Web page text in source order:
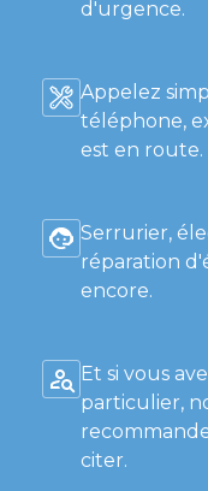
d'urgence.
Appelez
téléphone,
est en route.
Serrurier,
réparation
encore.
Et si vous
particulier,
citer.